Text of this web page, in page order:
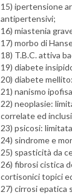
15) ipertensione
antipertensivi;
16) miastenia
17) morbo di
18) T.B.C. attiva
19) diabete
20) diabete
21) nanismo
22) neoplasie:
correlate ed
23) psicosi:
24) sindrome e
25) spasticità da
26) fibrosi cistica
cortisonici topici
27) cirrosi epatica